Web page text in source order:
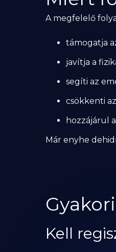
A megfelelő
támogatja
javítja a
segíti az
csökkenti
hozzájárul
Már enyhe
Kell